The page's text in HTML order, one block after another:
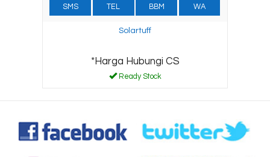
SMS TEL BBM WA
Solartuff
*Harga Hubungi CS
Ready Stock